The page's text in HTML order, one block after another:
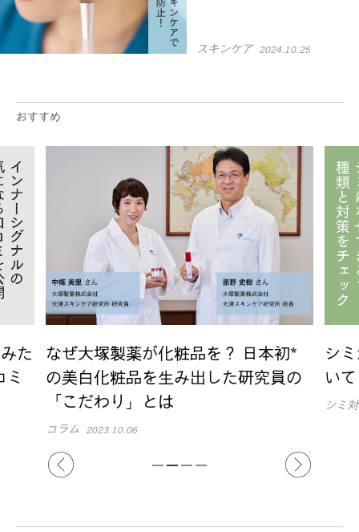
スキンケア 2024.10.25
おすすめ
た
なぜ大塚製薬が化粧品を？ 日本初*
の美白化粧品を生み出した研究員の
「こだわり」とは
コラム 2023.10.06
シ
いて
シミ